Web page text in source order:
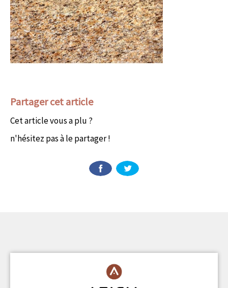
Partager cet article
Cet article vous a plu ?
n'hésitez pas à le partager !